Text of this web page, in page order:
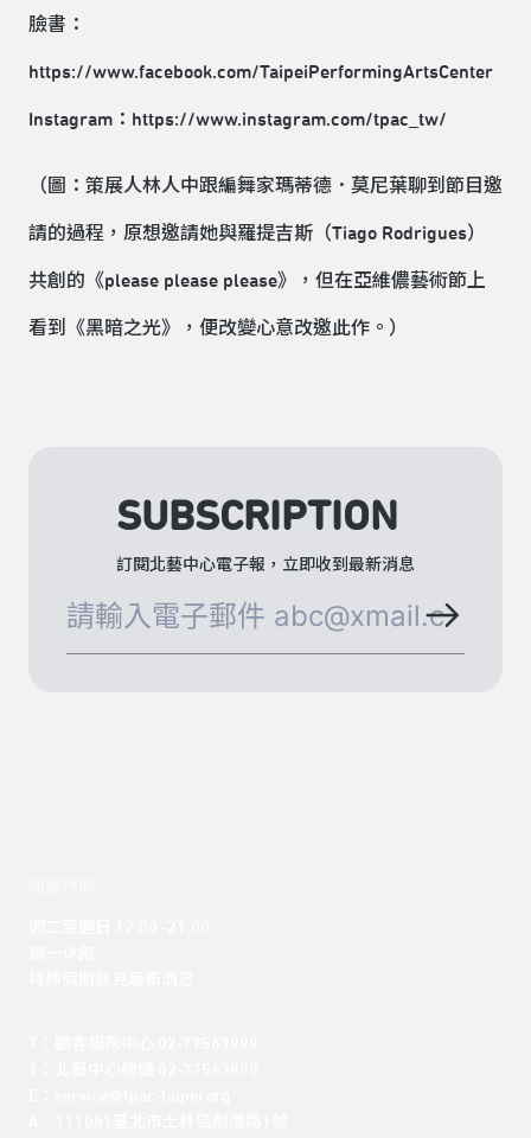
臉書：
https://www.facebook.com/TaipeiPerformingArtsCenter
Instagram： https://www.instagram.com/tpac_tw/
（圖：策展人林人中跟編舞家瑪蒂德．莫尼葉聊到節目邀
請的過程，原想邀請她與羅提吉斯（Tiago Rodrigues）
共創的《please please please》，但在亞維儂藝術節上
看到《黑暗之光》，便改變心意改邀此作。）
SUBSCRIPTION
訂閱北藝中心電子報，立即收到最新消息